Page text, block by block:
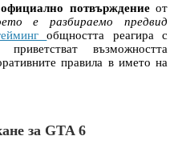
потвърждениеот
е разбираемо предвид
общността реагира с
възможността
правила в името на
за GTA 6